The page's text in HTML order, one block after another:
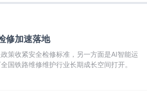
修加速落地
策收紧安全检修标准，另一方面是AI智能运
国铁路维修维护行业长期成长空间打开。